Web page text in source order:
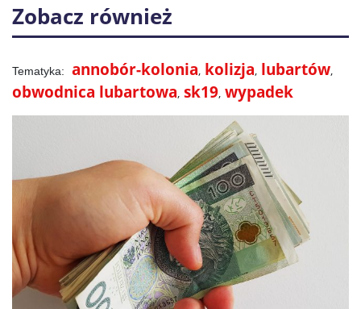
Zobacz również
annobór-kolonia kolizja lubartów
obwodnica lubartowa sk19 wypadek